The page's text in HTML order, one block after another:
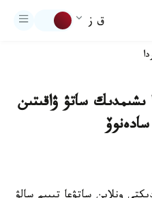
ق ز
ىشىمدىك ساتۋ ۋاقىتىن